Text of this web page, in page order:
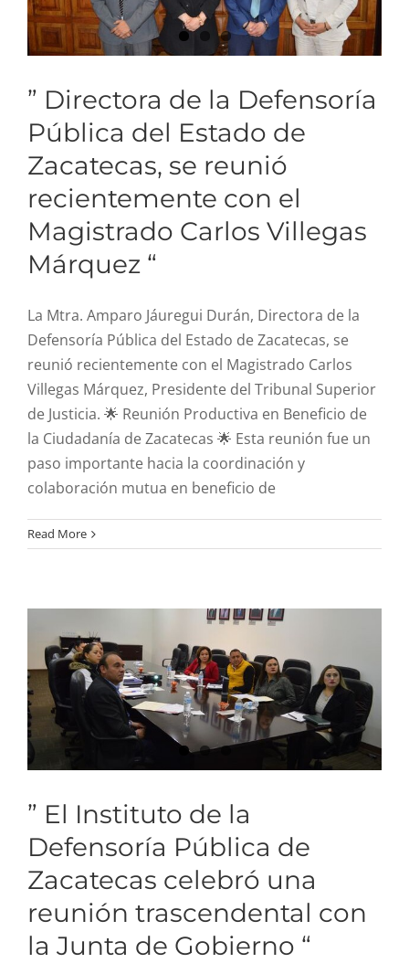
” Directora de la Defensoría
Pública del Estado de
Zacatecas, se reunió
recientemente con el
Magistrado Carlos Villegas
Márquez “
La Mtra. Amparo Jáuregui Durán, Directora de la
Defensoría Pública del Estado de Zacatecas, se
reunió recientemente con el Magistrado Carlos
Villegas Márquez, Presidente del Tribunal Superior
de Justicia. 🌟 Reunión Productiva en Beneficio de
la Ciudadanía de Zacatecas 🌟 Esta reunión fue un
paso importante hacia la coordinación y
colaboración mutua en beneficio de
Read More
” El Instituto de la
Defensoría Pública de
Zacatecas celebró una
“
” El Instituto de la
Defensoría Pública de
Zacatecas celebró una
reunión trascendental con
la Junta de Gobierno “